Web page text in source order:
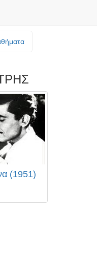
(1951)